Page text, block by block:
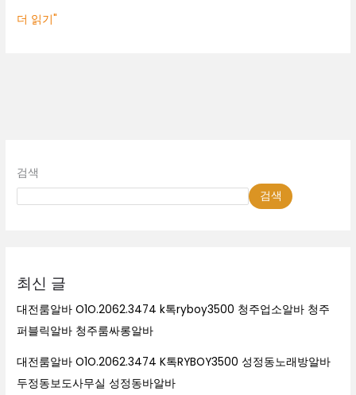
룸
더 읽기"
검색
검색
최신 글
대전룸알바 O1O.2062.3474 k톡ryboy3500 청주업소알바 청주
퍼블릭알바 청주룸싸롱알바
대전룸알바 O1O.2062.3474 K톡RYBOY3500 성정동노래방알바
두정동보도사무실 성정동바알바